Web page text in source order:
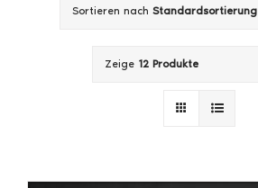
Sortieren nach Standardsortierung
Zeige 12 Produkte